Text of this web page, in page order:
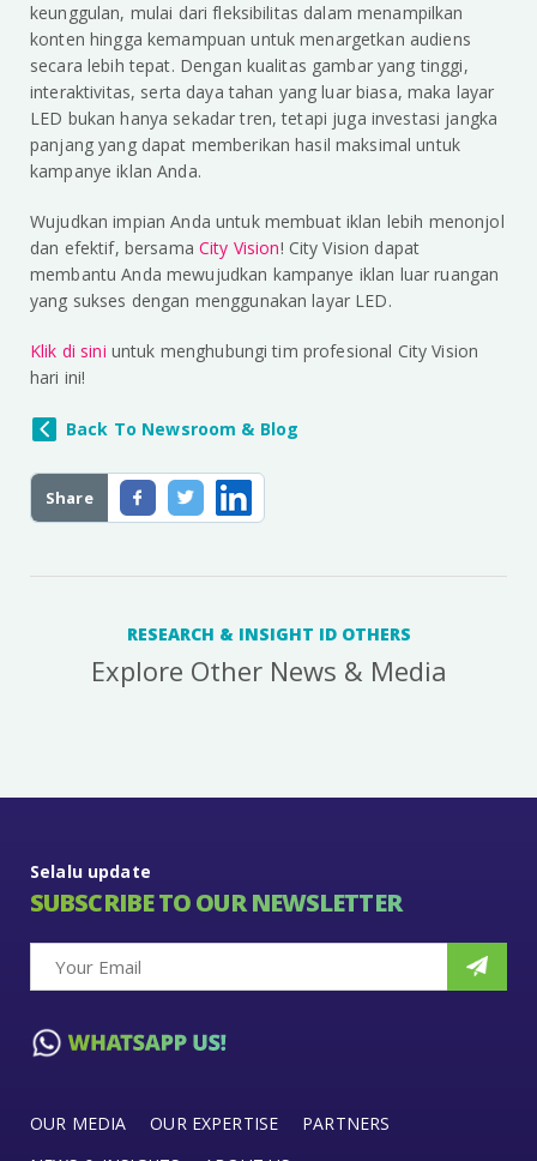
Share
keunggulan, mulai dari fleksibilitas dalam menampilkan
konten hingga kemampuan untuk menargetkan audiens
secara lebih tepat. Dengan kualitas gambar yang tinggi,
interaktivitas, serta daya tahan yang luar biasa, maka layar
LED bukan hanya sekadar tren, tetapi juga investasi jangka
panjang yang dapat memberikan hasil maksimal untuk
kampanye iklan Anda.
Wujudkan impian Anda untuk membuat iklan lebih menonjol
dan efektif, bersama City Vision! City Vision dapat
membantu Anda mewujudkan kampanye iklan luar ruangan
yang sukses dengan menggunakan layar LED.
Klik di sini untuk menghubungi tim profesional City Vision
hari ini!
Back To Newsroom & Blog
RESEARCH & INSIGHT ID OTHERS
Explore Other News & Media
Selalu update
SUBSCRIBE TO OUR NEWSLETTER
OUR MEDIA OUR EXPERTISE
PARTNERS